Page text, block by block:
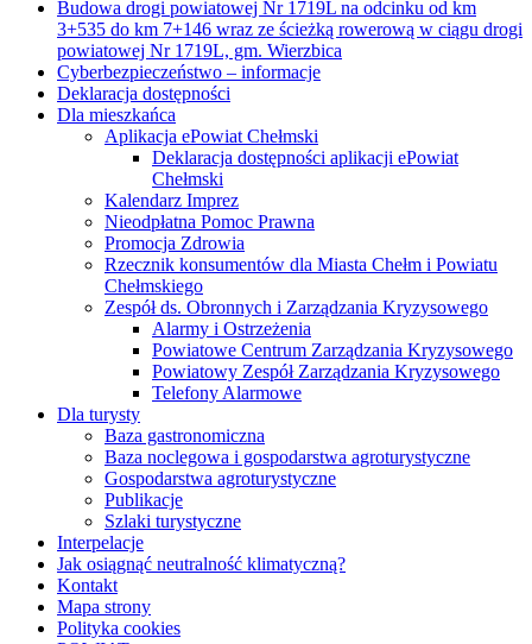
Cyberbezpieczeństwo – informacje
Deklaracja dostępności
Dla mieszkańca
Aplikacja ePowiat Chełmski
Deklaracja dostępności aplikacji ePowiat
Chełmski
Kalendarz Imprez
Nieodpłatna Pomoc Prawna
Promocja Zdrowia
Rzecznik konsumentów dla Miasta Chełm i Powiatu
Chełmskiego
Zespół ds. Obronnych i Zarządzania Kryzysowego
Alarmy i Ostrzeżenia
Powiatowe Centrum Zarządzania Kryzysowego
Powiatowy Zespół Zarządzania Kryzysowego
Telefony Alarmowe
Dla turysty
Baza gastronomiczna
Baza noclegowa i gospodarstwa agroturystyczne
Gospodarstwa agroturystyczne
Publikacje
Szlaki turystyczne
Interpelacje
Jak osiągnąć neutralność klimatyczną?
Kontakt
Mapa strony
Polityka cookies
POWIAT
Jednostki Organizacyjne
O Powiecie